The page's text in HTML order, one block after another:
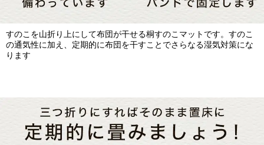
すのこを山折り上にして布団が干せる桐すのこマットです。すのこ
の通気性に加え、定期的に布団を干すことでさらなる湿気対策にな
ります